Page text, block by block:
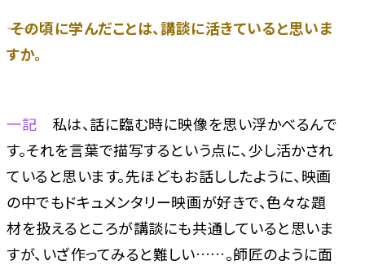
―― その頃に学んだことは、講談に活きていると思いま
すか。
一記 私は、話に臨む時に映像を思い浮かべるんで
す。それを言葉で描写するという点に、少し活かされ
ていると思います。先ほどもお話ししたように、映画
の中でもドキュメンタリー映画が好きで、色々な題
材を扱えるところが講談にも共通していると思いま
すが、いざ作ってみると難しい……。師匠のように面